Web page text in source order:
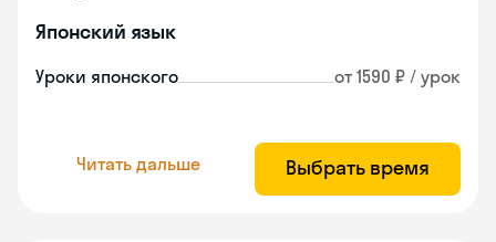
Японский язык
Уроки японского от 1590 ₽ / урок
Читать дальше Выбрать время